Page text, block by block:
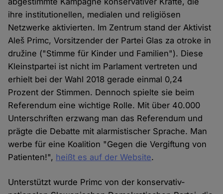
ihre institutionellen, medialen und religiösen
Netzwerke aktivierten. Im Zentrum stand der Aktivist
Aleš Primc, Vorsitzender der Partei Glas za otroke in
družine ("Stimme für Kinder und Familien"). Diese
Kleinstpartei ist nicht im Parlament vertreten und
erhielt bei der Wahl 2018 gerade einmal 0,24
Prozent der Stimmen. Dennoch spielte sie beim
Referendum eine wichtige Rolle. Mit über 40.000
Unterschriften erzwang man das Referendum und
prägte die Debatte mit alarmistischer Sprache. Man
werbe für eine Koalition "Gegen die Vergiftung von
Patienten!", heißt es auf der Website.
Unterstützt wurde Primc von der konservativ-